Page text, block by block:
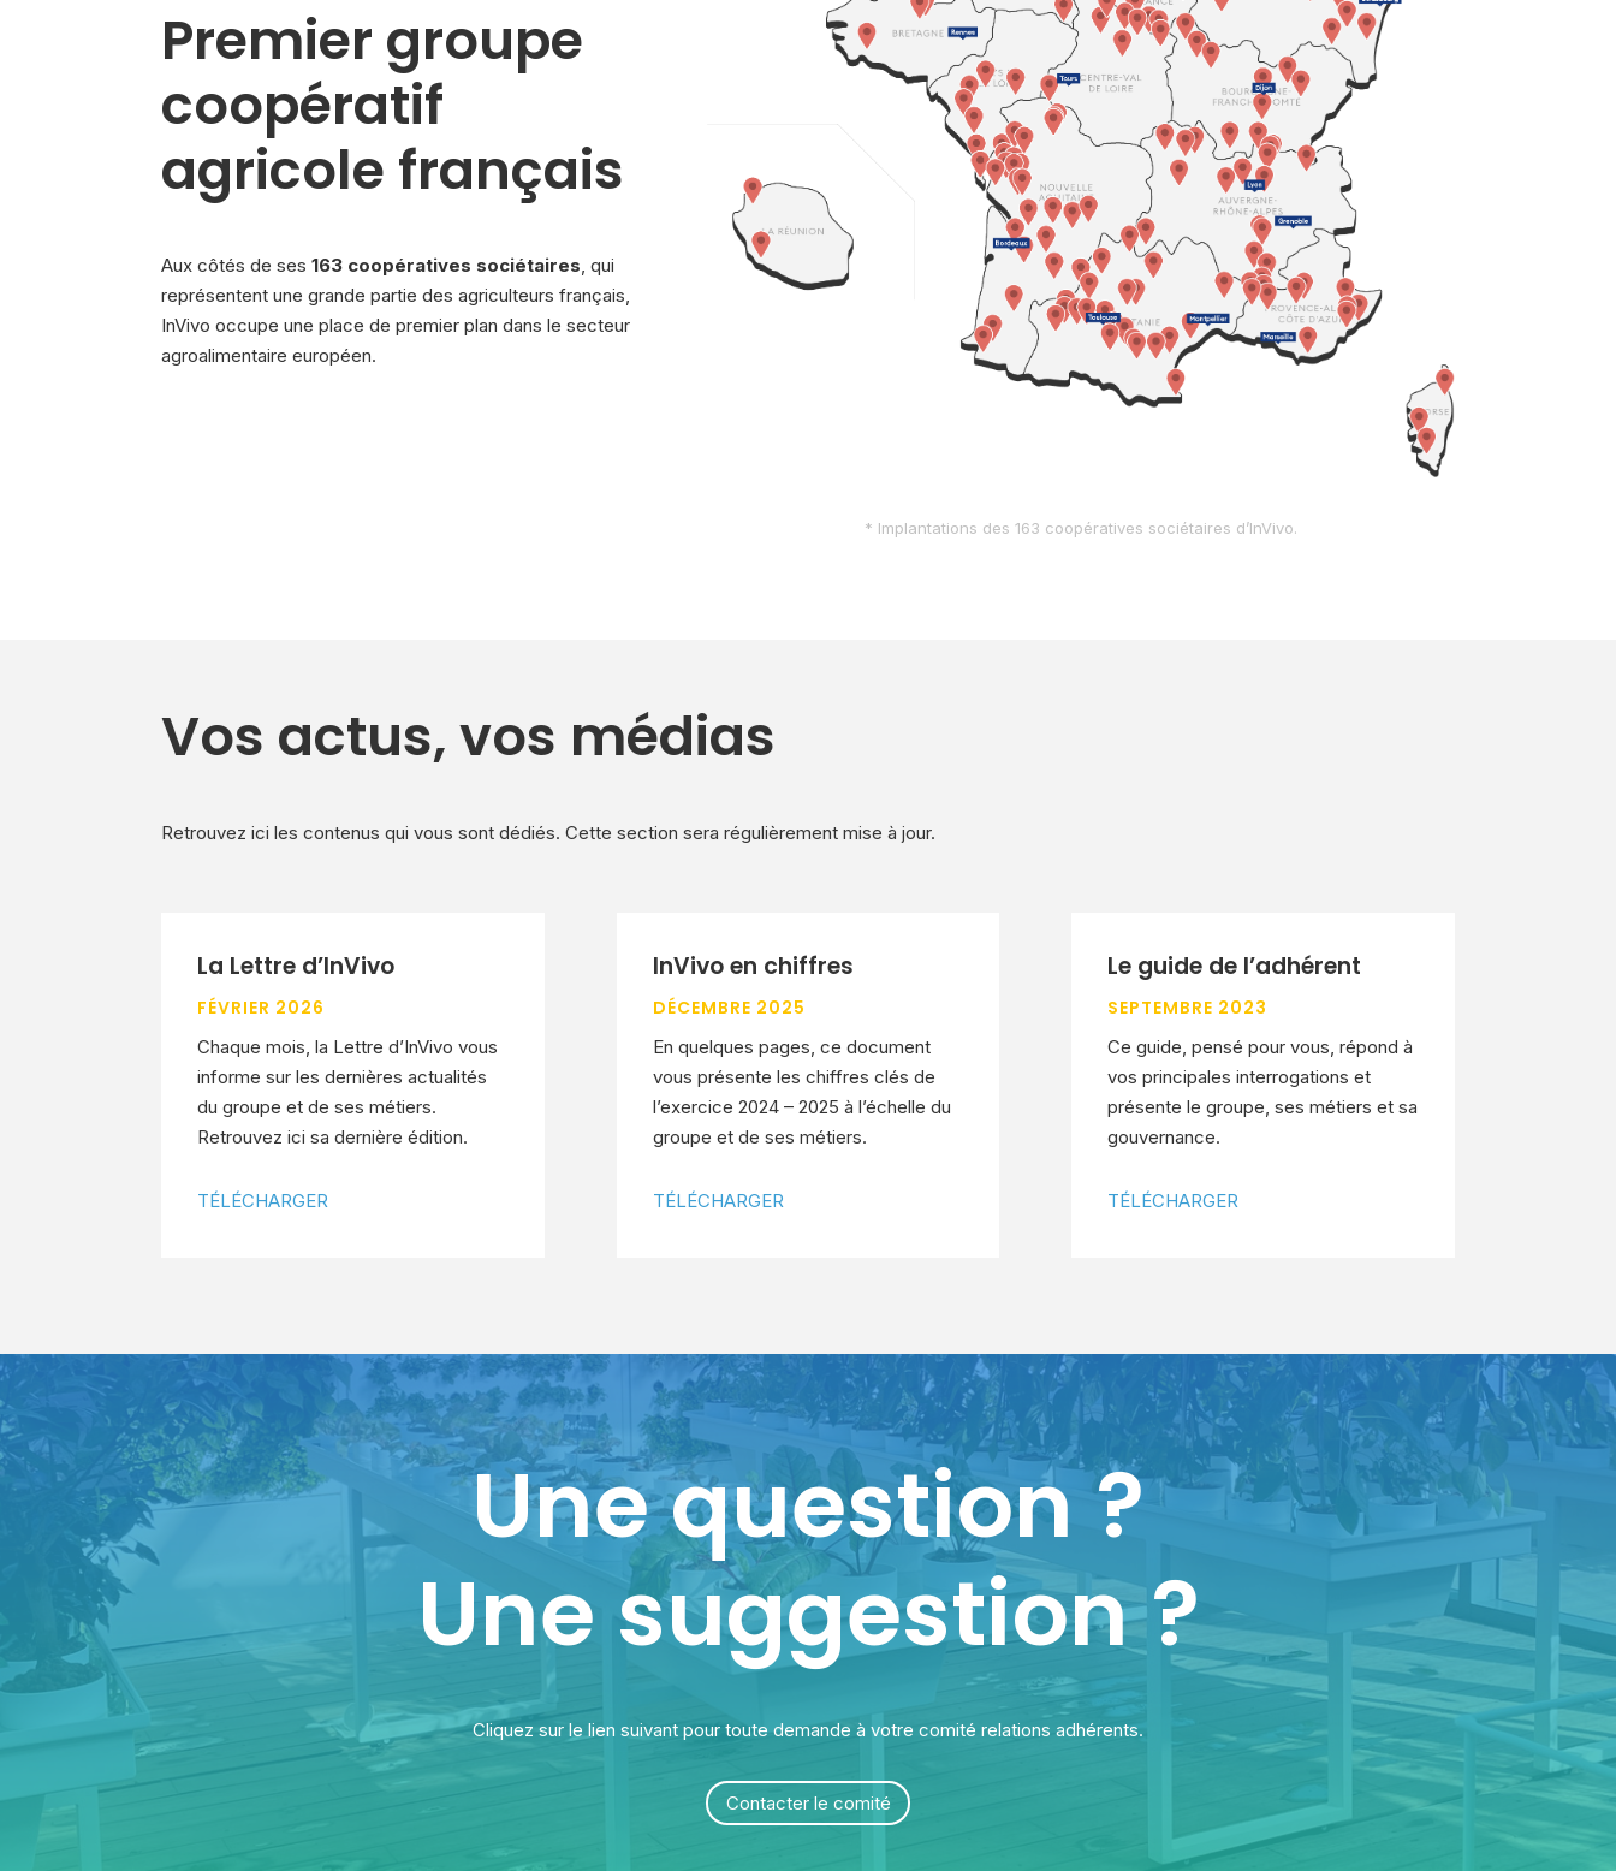
Premier groupe
coopératif
agricole français
Aux côtés de ses163 coopératives sociétaires, qui
représentent une grande partie des agriculteurs français,
InVivo occupe une place de premier plan dans le secteur
agroalimentaire européen.
* Implantations des 163 coopératives sociétaires d’InVivo.
Vos actus, vos médias
Retrouvez ici les contenus qui vous sont dédiés. Cette section sera régulièrement mise à jour.
La Lettre d’InVivo
FÉVRIER 2026
Chaque mois, la Lettre d’InVivo vous
informe sur les dernières actualités
du groupe et de ses métiers.
Retrouvez ici sa dernière édition.
TÉLÉCHARGER
InVivo en chiffres
DÉCEMBRE 2025
En quelques pages, ce document
vous présente les chiffres clés de
l’exercice 2024 – 2025 à l’échelle du
groupe et de ses métiers.
TÉLÉCHARGER
Le guide de l’adhérent
SEPTEMBRE 2023
Ce guide, pensé pour vous, répond à
vos principales interrogations et
présente le groupe, ses métiers et sa
gouvernance.
TÉLÉCHARGER
Une question ?
Une suggestion ?
Cliquez sur le lien suivant pour toute demande à votre comité relations adhérents.
Contacter le comité